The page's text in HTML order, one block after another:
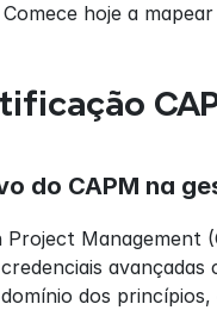
hoje a
do CAPM na
Project
avançadas
dos